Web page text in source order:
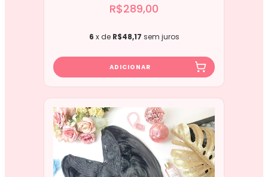
R$289,00
6 x de R$48,17 sem juros